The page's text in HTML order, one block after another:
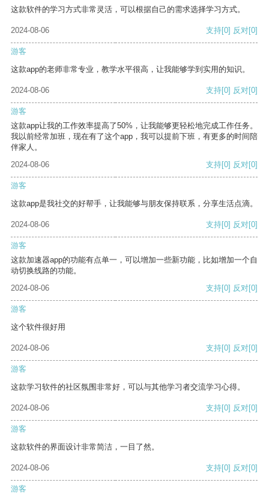
这款软件的学习方式非常灵活，可以根据自己的需求选择学习方式。
2024-08-06 支持[0] 反对[0]
游客
这款app的老师非常专业，教学水平很高，让我能够学到实用的知识。
2024-08-06 支持[0] 反对[0]
游客
这款app让我的工作效率提高了50%，让我能够更轻松地完成工作任务。
我以前经常加班，现在有了这个app，我可以提前下班，有更多的时间陪
伴家人。
2024-08-06
支持[0] 反对[0]
游客
这款app是我社交的好帮手，让我能够与朋友保持联系，分享生活点滴。
2024-08-06 支持[0] 反对[0]
游客
这款加速器app的功能有点单一，可以增加一些新功能，比如增加一个自
动切换线路的功能。
2024-08-06
支持[0] 反对[0]
游客
这个软件很好用
2024-08-06 支持[0] 反对[0]
游客
这款学习软件的社区氛围非常好，可以与其他学习者交流学习心得。
2024-08-06 支持[0] 反对[0]
游客
这款软件的界面设计非常简洁，一目了然。
2024-08-06 支持[0] 反对[0]
游客